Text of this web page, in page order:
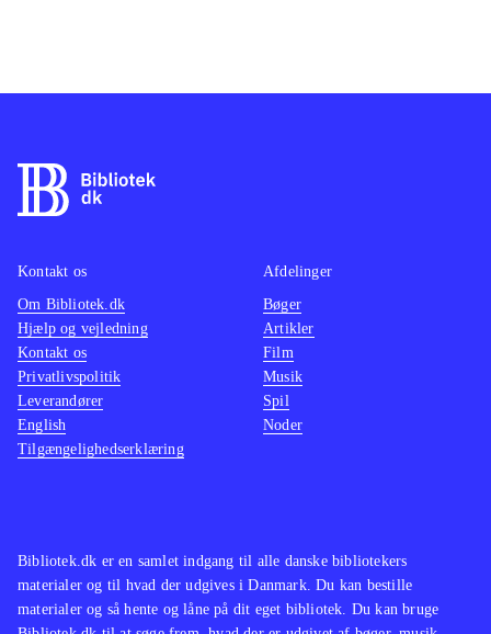
Bibliotek.dk er en samlet indgang til alle danske bibliotekers
materialer og til hvad der udgives i Danmark. Du kan bestille
materialer og så hente og låne på dit eget bibliotek. Du kan bruge
Kontakt os
Om Bibliotek.dk
Hjælp og vejledning
Kontakt os
Privatlivspolitik
Leverandører
English
Tilgængelighedserklæring
Afdelinger
Bøger
Artikler
Film
Musik
Spil
Noder